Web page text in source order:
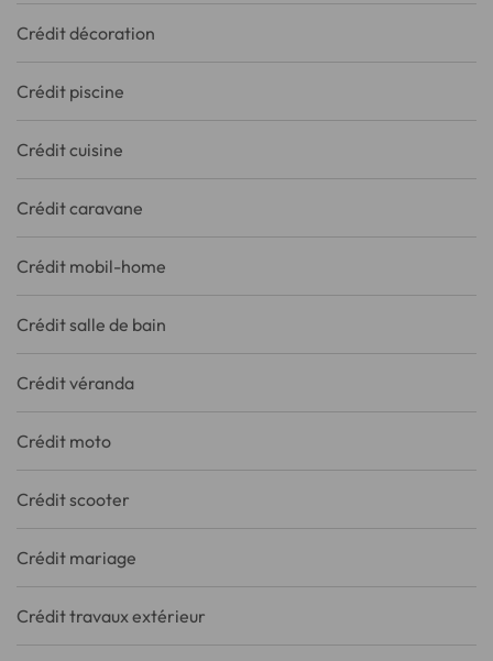
Crédit décoration
Crédit piscine
Crédit cuisine
Crédit caravane
Crédit mobil-home
Crédit salle de bain
Crédit véranda
Crédit moto
Crédit scooter
Crédit mariage
Crédit travaux extérieur